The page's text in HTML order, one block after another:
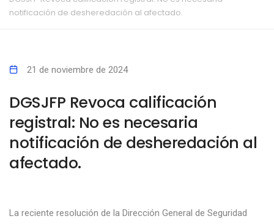
notificación de desheredación al afectado.
21 de noviembre de 2024
DGSJFP Revoca calificación
registral: No es necesaria
notificación de desheredación al
afectado.
La reciente resolución de la Dirección General de Seguridad